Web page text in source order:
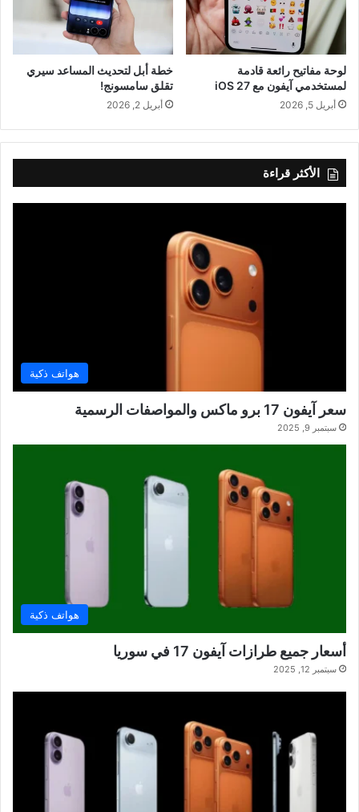
لوحة مفاتيح رائعة قادمة
لمستخدمي آيفون مع iOS 27
أبريل 5, 2026
خطة أبل لتحديث المساعد سيري
تقلق سامسونج!
أبريل 2, 2026
الأكثر قراءة
هواتف ذكية
سعر آيفون 17 برو ماكس والمواصفات الرسمية
سبتمبر 9, 2025
هواتف ذكية
أسعار جميع طرازات آيفون 17 في سوريا
سبتمبر 12, 2025